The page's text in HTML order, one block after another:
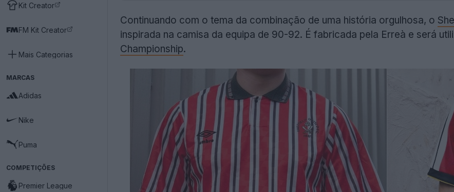
Kit Creator
FM Kit Creator
Mais Categorias
MARCAS
Adidas
Nike
Puma
COMPETIÇÕES
Premier League
Continuando com o tema da combinação de uma história orgulhosa, o
inspirada na camisa da equipa de 90-92. É fabricada pela Erreà e será
Championship.